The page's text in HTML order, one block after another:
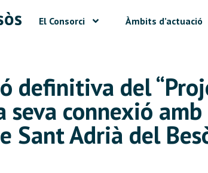
El Consorci Àmbits d’actuació
definitiva del
seva connexió
Sant Adrià del